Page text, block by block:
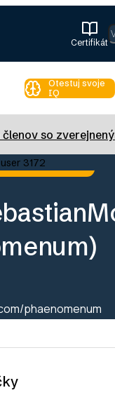
Certifikát
Otestuj svoje
IQ
členov so
phaenomenum